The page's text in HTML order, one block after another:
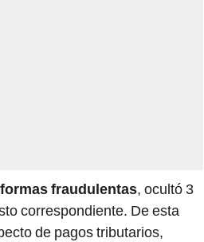
formas fraudulentas, ocultó 3
correspondiente. De esta
de pagos tributarios,